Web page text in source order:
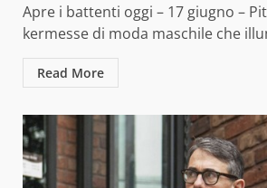
Apre i battenti oggi – 17 giugno –
kermesse di moda maschile che
Read More